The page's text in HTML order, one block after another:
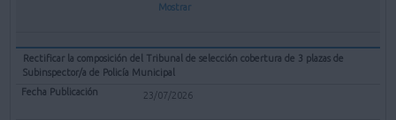
Mostrar
Rectificar la composición del Tribunal de selección cobertura de 3 plazas de
Subinspector/a de Policía Municipal
23/07/2026